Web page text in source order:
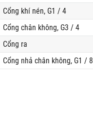
Cổng khí nén, G1 / 4
Cổng chân không, G3 / 4
Cổng ra
Cổng nhả chân không, G1 / 8